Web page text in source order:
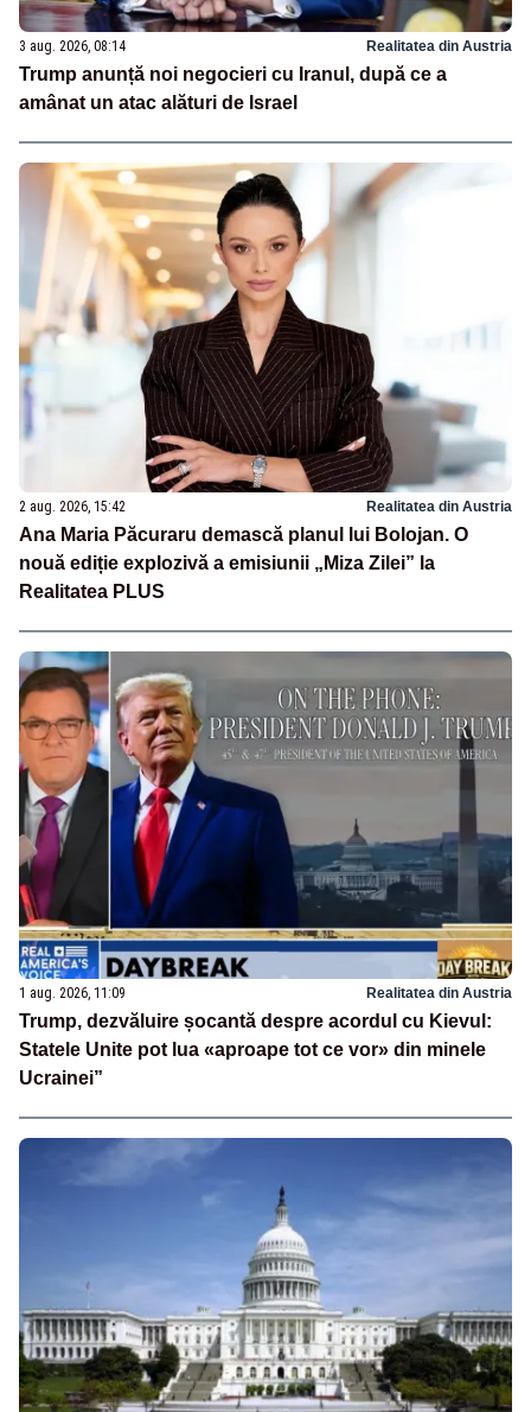
3 aug. 2026, 08:14 Realitatea din Austria
Trump anunță noi negocieri cu Iranul, după ce a
amânat un atac alături de Israel
2 aug. 2026, 15:42 Realitatea din Austria
Ana Maria Păcuraru demască planul lui Bolojan. O
nouă ediție explozivă a emisiunii „Miza Zilei” la
Realitatea PLUS
1 aug. 2026, 11:09 Realitatea din Austria
Trump, dezvăluire șocantă despre acordul cu Kievul:
Statele Unite pot lua «aproape tot ce vor» din minele
Ucrainei”